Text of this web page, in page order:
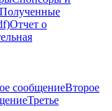
Полученные
Отчет о
сообщениеВторое
Третье